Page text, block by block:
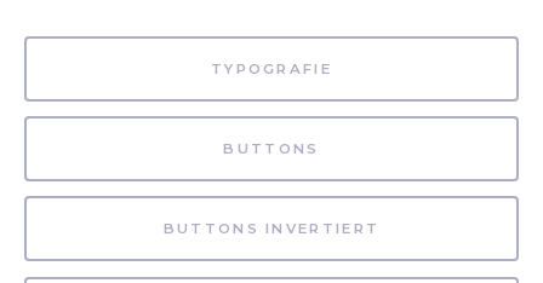
TYPOGRAFIE
BUTTONS
BUTTONS INVERTIERT